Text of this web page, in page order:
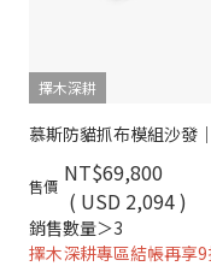
擇木深耕
售價 NT$69,800
( USD 2,094 )
銷售數量＞3
擇木深耕專區結帳再享